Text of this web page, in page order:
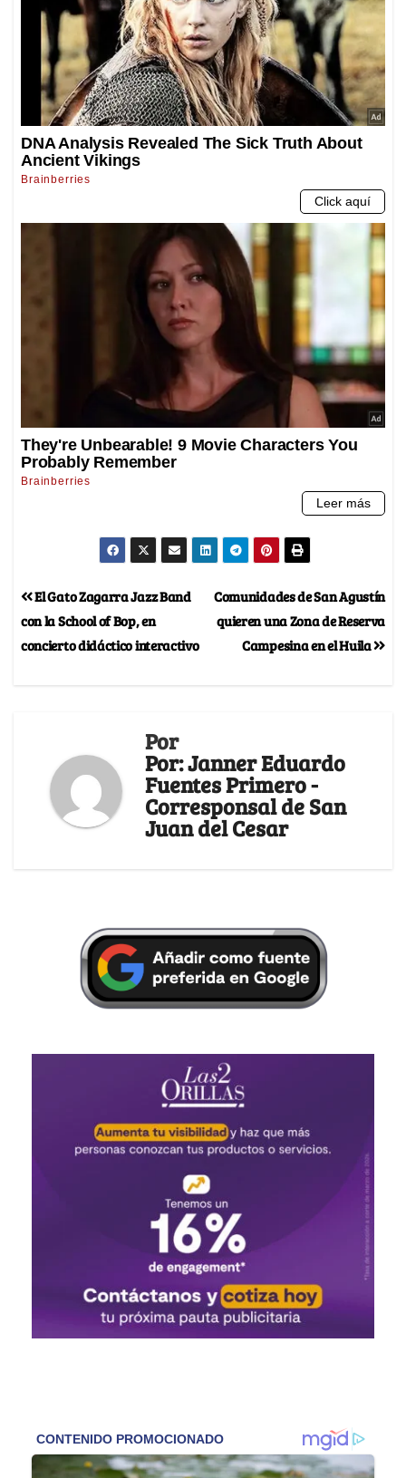
Comunidades de San Agustín
quieren una Zona de Reserva
Campesina en el Huila
El Gato Zagarra Jazz Band
con la School of Bop, en
concierto didáctico interactivo
Por
Por: Janner Eduardo
Fuentes Primero -
Corresponsal de San
Juan del Cesar